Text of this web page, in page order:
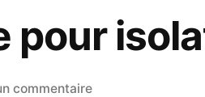
pour
commentairesur